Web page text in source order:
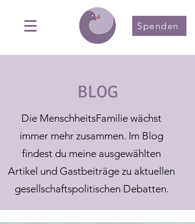
Spenden
BLOG
Die MenschheitsFamilie wächst
immer mehr zusammen. Im Blog
findest du meine ausgewählten
Artikel und Gastbeiträge zu aktuellen
gesellschaftspolitischen Debatten.